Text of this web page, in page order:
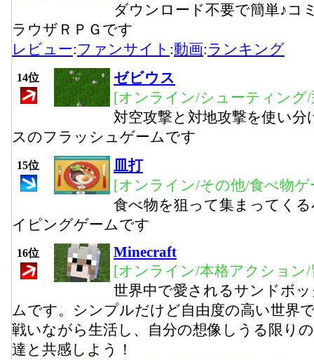
ダウンロード不要で簡単♪コ
ラウザＲＰＧです
レビュー:ファンサイト :動画:ランキング
14位
ゼビウス
[オンライン/シューティング
対空攻撃と対地攻撃を使い
スのフラッシュゲームです
15位
皿打
[オンライン/その他/食べ物ゲ
食べ物を狙って集まってく
イピングゲームです
16位
Minecraft
[オンライン/本格アクション
世界中で愛されるサンドボ
ムです。シンプルだけど自由度の高い世界
戦いながら生活し、自分の想像しうる限り
達と共感しよう！